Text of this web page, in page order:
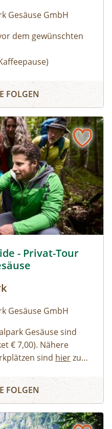
Gesäuse GmbH
dem gewünschten
Ranger:in – wilde
Auf Wunsch ist eine
Pavillon
im Preis
und festes
ist
Gesäuse
FOLGEN
- Privat-Tour
Gesäuse GmbH
Gesäuse sind
€ 7,00). Nähere
sind hierzu
stehen
zur
Tour im Nationalpark
FOLGEN